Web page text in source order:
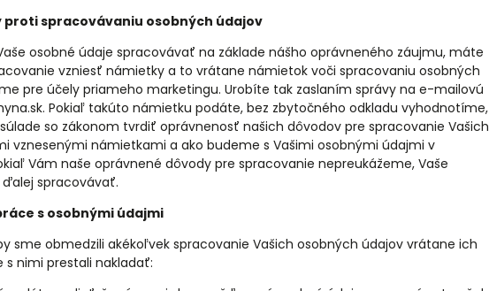
proti spracovávaniu osobných údajov
osobné údaje spracovávať na základe nášho oprávneného záujmu, máte
vzniesť námietky a to vrátane námietok voči spracovaniu osobných
pre účely priameho marketingu. Urobíte tak zaslaním správy na e-mailovú
Pokiaľ takúto námietku podáte, bez zbytočného odkladu vyhodnotíme,
so zákonom tvrdiť oprávnenosť našich dôvodov pre spracovanie Vašich
vznesenými námietkami a ako budeme s Vašimi osobnými údajmi v
Vám naše oprávnené dôvody pre spracovanie nepreukážeme, Vaše
spracovávať.
s osobnými údajmi
sme obmedzili akékoľvek spracovanie Vašich osobných údajov vrátane ich
nimi prestali nakladať: